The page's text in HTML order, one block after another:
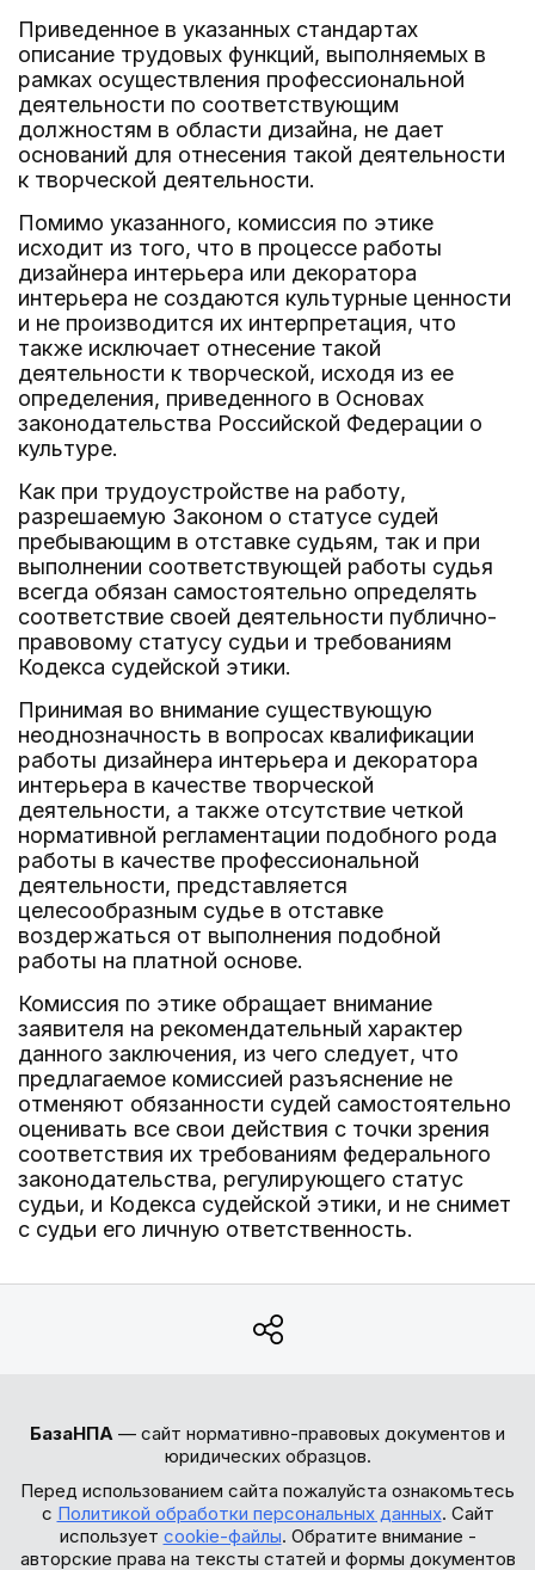
Приведенное в указанных стандартах
описание трудовых функций, выполняемых в
рамках осуществления профессиональной
деятельности по соответствующим
должностям в области дизайна, не дает
оснований для отнесения такой деятельности
к творческой деятельности.
Помимо указанного, комиссия по этике
исходит из того, что в процессе работы
дизайнера интерьера или декоратора
интерьера не создаются культурные ценности
и не производится их интерпретация, что
также исключает отнесение такой
деятельности к творческой, исходя из ее
определения, приведенного в Основах
законодательства Российской Федерации о
культуре.
Как при трудоустройстве на работу,
разрешаемую Законом о статусе судей
пребывающим в отставке судьям, так и при
выполнении соответствующей работы судья
всегда обязан самостоятельно определять
соответствие своей деятельности публично-
правовому статусу судьи и требованиям
Кодекса судейской этики.
Принимая во внимание существующую
неоднозначность в вопросах квалификации
работы дизайнера интерьера и декоратора
интерьера в качестве творческой
деятельности, а также отсутствие четкой
нормативной регламентации подобного рода
работы в качестве профессиональной
деятельности, представляется
целесообразным судье в отставке
воздержаться от выполнения подобной
работы на платной основе.
Комиссия по этике обращает внимание
заявителя на рекомендательный характер
данного заключения, из чего следует, что
предлагаемое комиссией разъяснение не
отменяют обязанности судей самостоятельно
оценивать все свои действия с точки зрения
соответствия их требованиям федерального
законодательства, регулирующего статус
судьи, и Кодекса судейской этики, и не снимет
с судьи его личную ответственность.
БазаНПА — сайт нормативно-правовых документов и
юридических образцов.
Перед использованием сайта пожалуйста ознакомьтесь
с Политикой обработки персональных данных. Сайт
использует cookie-файлы. Обратите внимание -
авторские права на тексты статей и формы документов